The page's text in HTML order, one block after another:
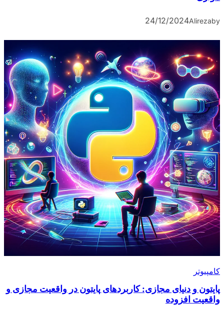
by
Alireza
24/12/2024
کامپیوتر
پایتون و دنیای مجازی: کاربردهای پایتون در واقعیت مجازی و
واقعیت افزوده